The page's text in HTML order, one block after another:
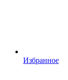
Избранное